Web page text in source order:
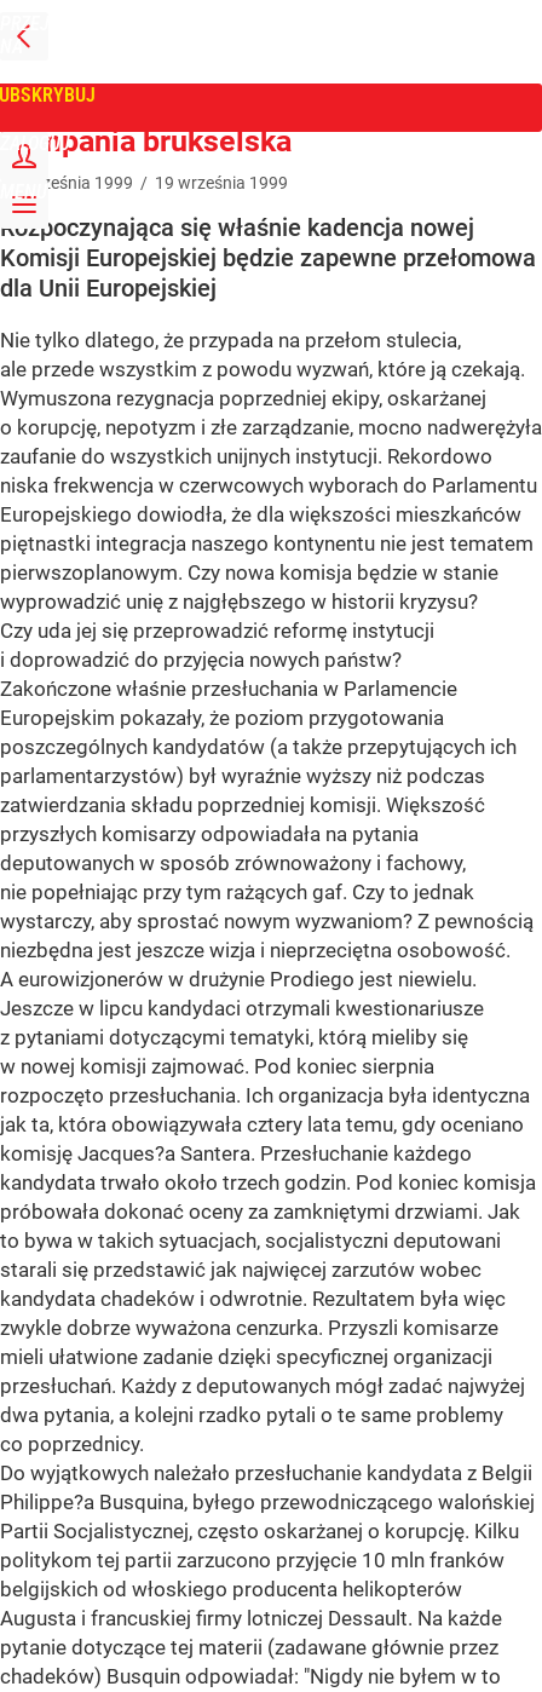
PRZEJDŹ
NA
GŁÓWNĄ
ZALOGUJ
MENU
Tygodnik Wprost
Kampania brukselska
września 1999 / 19 września 1999
Rozpoczynająca się właśnie kadencja nowej
Komisji Europejskiej będzie zapewne przełomowa
dla Unii Europejskiej
Nie tylko dlatego, że przypada na przełom stulecia,
ale przede wszystkim z powodu wyzwań, które ją czekają.
Wymuszona rezygnacja poprzedniej ekipy, oskarżanej
o korupcję, nepotyzm i złe zarządzanie, mocno nadwerężyła
zaufanie do wszystkich unijnych instytucji. Rekordowo
niska frekwencja w czerwcowych wyborach do Parlamentu
Europejskiego dowiodła, że dla większości mieszkańców
piętnastki integracja naszego kontynentu nie jest tematem
pierwszoplanowym. Czy nowa komisja będzie w stanie
wyprowadzić unię z najgłębszego w historii kryzysu?
Czy uda jej się przeprowadzić reformę instytucji
i doprowadzić do przyjęcia nowych państw?
Zakończone właśnie przesłuchania w Parlamencie
Europejskim pokazały, że poziom przygotowania
poszczególnych kandydatów (a także przepytujących ich
parlamentarzystów) był wyraźnie wyższy niż podczas
zatwierdzania składu poprzedniej komisji. Większość
przyszłych komisarzy odpowiadała na pytania
deputowanych w sposób zrównoważony i fachowy,
nie popełniając przy tym rażących gaf. Czy to jednak
wystarczy, aby sprostać nowym wyzwaniom? Z pewnością
niezbędna jest jeszcze wizja i nieprzeciętna osobowość.
A eurowizjonerów w drużynie Prodiego jest niewielu.
Jeszcze w lipcu kandydaci otrzymali kwestionariusze
z pytaniami dotyczącymi tematyki, którą mieliby się
w nowej komisji zajmować. Pod koniec sierpnia
rozpoczęto przesłuchania. Ich organizacja była identyczna
jak ta, która obowiązywała cztery lata temu, gdy oceniano
komisję Jacques?a Santera. Przesłuchanie każdego
kandydata trwało około trzech godzin. Pod koniec komisja
próbowała dokonać oceny za zamkniętymi drzwiami. Jak
to bywa w takich sytuacjach, socjalistyczni deputowani
starali się przedstawić jak najwięcej zarzutów wobec
kandydata chadeków i odwrotnie. Rezultatem była więc
zwykle dobrze wyważona cenzurka. Przyszli komisarze
mieli ułatwione zadanie dzięki specyficznej organizacji
przesłuchań. Każdy z deputowanych mógł zadać najwyżej
dwa pytania, a kolejni rzadko pytali o te same problemy
co poprzednicy.
Do wyjątkowych należało przesłuchanie kandydata z Belgii
Philippe?a Busquina, byłego przewodniczącego walońskiej
Partii Socjalistycznej, często oskarżanej o korupcję. Kilku
politykom tej partii zarzucono przyjęcie 10 mln franków
belgijskich od włoskiego producenta helikopterów
Augusta i francuskiej firmy lotniczej Dessault. Na każde
pytanie dotyczące tej materii (zadawane głównie przez
chadeków) Busquin odpowiadał: "Nigdy nie byłem w to